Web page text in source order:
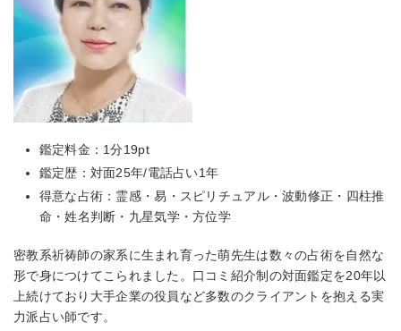
鑑定料金：1分19pt
鑑定歴：対面25年/電話占い1年
得意な占術：霊感・易・スピリチュアル・波動修正・四柱推
命・姓名判断・九星気学・方位学
密教系祈祷師の家系に生まれ育った萌先生は数々の占術を自然な
形で身につけてこられました。口コミ紹介制の対面鑑定を20年以
上続けており大手企業の役員など多数のクライアントを抱える実
力派占い師です。